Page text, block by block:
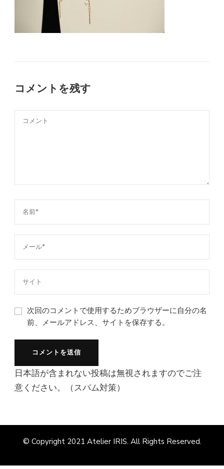
コメントを残す
次回のコメントで使用するためブラウザーに自分の名
前、メールアドレス、サイトを保存する。
日本語が含まれない投稿は無視されますのでご注
意ください。（スパム対策）
© Copyright 2021 Atelier IRIS. All Rights Reserved.